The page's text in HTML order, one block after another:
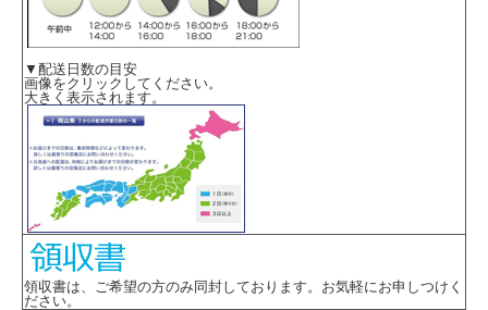
▼配送日数の目安
画像をクリックしてください。
大きく表示されます。
領収書は、ご希望の方のみ同封しております。お気軽にお申しつけく
ださい。